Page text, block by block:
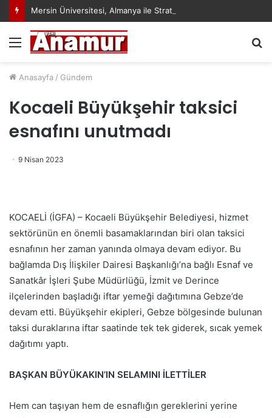
Menü
Anasayfa / Gündem
Kocaeli Büyükşehir taksici
esnafını unutmadı
9 Nisan 2023
KOCAELİ (İGFA) – Kocaeli Büyükşehir Belediyesi, hizmet
sektörünün en önemli basamaklarından biri olan taksici
esnafının her zaman yanında olmaya devam ediyor. Bu
bağlamda Dış İlişkiler Dairesi Başkanlığı’na bağlı Esnaf ve
Sanatkâr İşleri Şube Müdürlüğü, İzmit ve Derince
ilçelerinden başladığı iftar yemeği dağıtımına Gebze’de
devam etti. Büyükşehir ekipleri, Gebze bölgesinde bulunan
taksi duraklarına iftar saatinde tek tek giderek, sıcak yemek
dağıtımı yaptı.
BAŞKAN BÜYÜKAKIN’IN SELAMINI İLETTİLER
Hem can taşıyan hem de esnaflığın gereklerini yerine